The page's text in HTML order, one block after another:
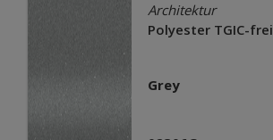
Architektur
Polyester TGIC-frei
Grey